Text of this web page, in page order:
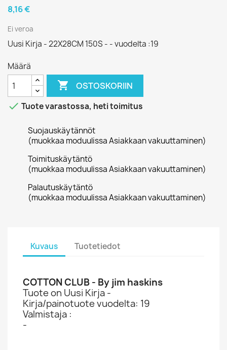
8,16 €
Ei veroa
Uusi Kirja - 22X28CM 150S - - vuodelta :19
Määrä
 OSTOSKORIIN
 Tuote varastossa, heti toimitus
Suojauskäytännöt
(muokkaa moduulissa Asiakkaan vakuuttaminen)
Toimituskäytäntö
(muokkaa moduulissa Asiakkaan vakuuttaminen)
Palautuskäytäntö
(muokkaa moduulissa Asiakkaan vakuuttaminen)
Kuvaus Tuotetiedot
COTTON CLUB - By jim haskins
Tuote on Uusi Kirja -
Kirja/painotuote vuodelta: 19
Valmistaja :
-